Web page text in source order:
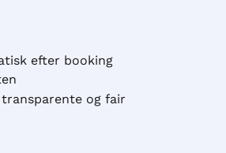
efter booking
og fair